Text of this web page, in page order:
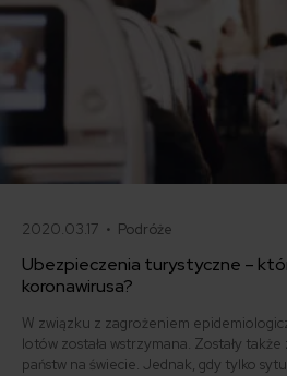
2020.03.17 • Podróże
Ubezpieczenia turystyczne –
koronawirusa?
W związku z zagrożeniem
lotów została wstrzymana. Zostały
państw na świecie. Jednak, gdy tylko